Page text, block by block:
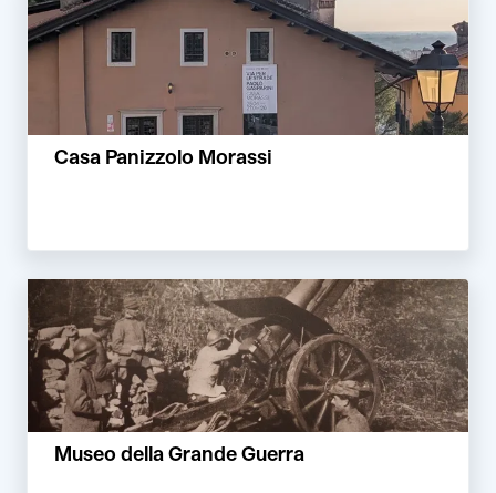
Casa Panizzolo Morassi
Museo della Grande Guerra